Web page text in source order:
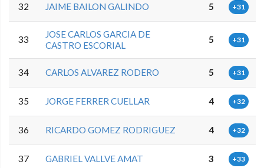
32 JAIME BAILON GALINDO 5 +31
33
JOSE CARLOS GARCIA DE
CASTRO ESCORIAL
5 +31
34 CARLOS ALVAREZ RODERO 5 +31
35 JORGE FERRER CUELLAR 4 +32
36 RICARDO GOMEZ RODRIGUEZ 4 +32
37 GABRIEL VALLVE AMAT 3 +33